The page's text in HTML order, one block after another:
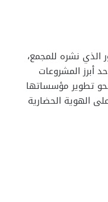
الذي نشره للمجمع،
أبرز المشروعات
تطوير مؤسساتها
الهوية الحضارية